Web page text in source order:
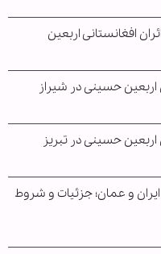
افغانستانی اربعین
اربعین حسینی در شیراز
اربعین حسینی در تبریز
ایران و عمان؛ جزئیات و شروط